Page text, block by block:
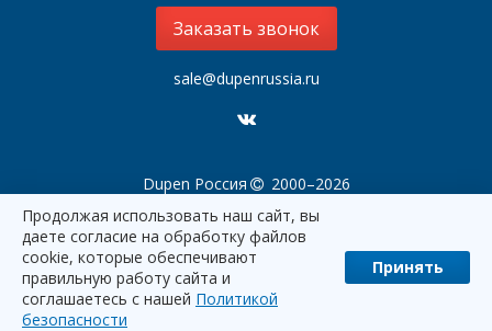
Заказать звонок
sale@dupenrussia.ru
Dupen Россия 2000–2026
Продолжая использовать наш сайт, вы
даете согласие на обработку файлов
cookie, которые обеспечивают
правильную работу сайта и
соглашаетесь с нашей Политикой
безопасности
Принять